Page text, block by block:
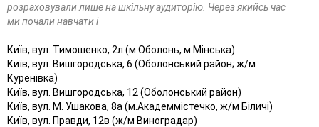
розраховували лише на шкільну аудиторію. Через якийсь час
ми почали навчати і
Київ, вул. Тимошенко, 2л (м.Оболонь, м.Мінська)
Київ, вул. Вишгородська, 6 (Оболонський район; ж/м
Куренівка)
Київ, вул. Вишгородська, 12 (Оболонський район)
Київ, вул. М. Ушакова, 8а (м.Академмістечко, ж/м Біличі)
Київ, вул. Правди, 12в (ж/м Виноградар)